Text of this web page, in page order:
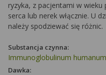
ryzyka, z pacjentami w wieku
serca lub nerek włącznie. U
należy spodziewać się różnic.
Substancja czynna:
Immunoglobulinum
Dawka: